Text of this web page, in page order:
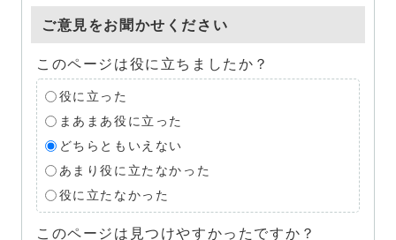
ご意見をお聞かせください
このページは役に立ちましたか？
役に立った
まあまあ役に立った
どちらともいえない
あまり役に立たなかった
役に立たなかった
このページは見つけやすかったですか？